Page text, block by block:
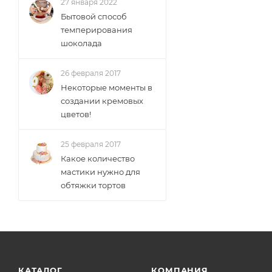
27 января 2022
Бытовой способ
темперирования
шоколада
26 февраля 2017
Некоторые моменты в
создании кремовых
цветов!
25 февраля 2017
Какое количество
мастики нужно для
обтяжки тортов